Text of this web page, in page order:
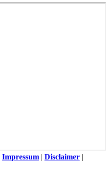
Impressum | Disclaimer |